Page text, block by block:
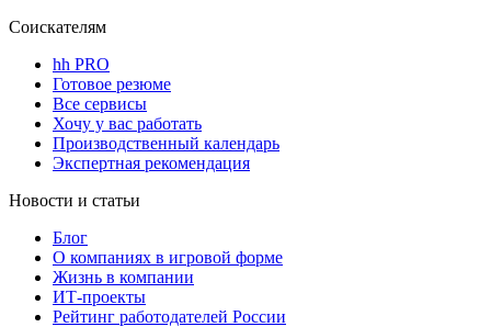
Соискателям
hh PRO
Готовое резюме
Все сервисы
Хочу у вас работать
Производственный календарь
Экспертная рекомендация
Новости и статьи
Блог
О компаниях в игровой форме
Жизнь в компании
ИТ-проекты
Рейтинг работодателей России